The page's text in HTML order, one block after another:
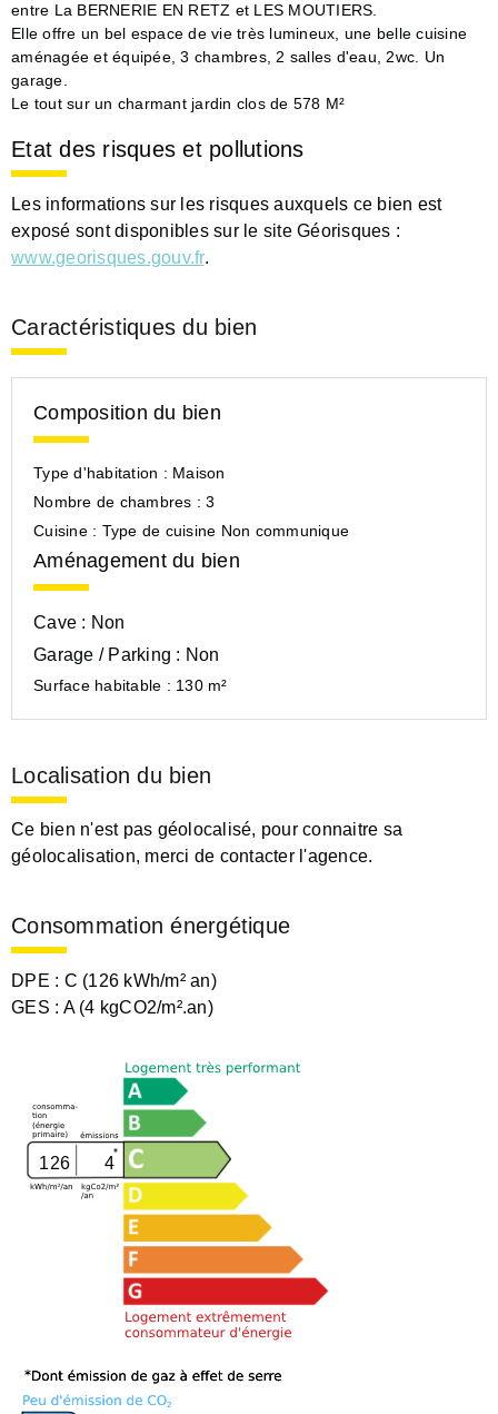
entre La BERNERIE EN RETZ et LES MOUTIERS.
Elle offre un bel espace de vie très lumineux, une belle cuisine
aménagée et équipée, 3 chambres, 2 salles d'eau, 2wc. Un
garage.
Le tout sur un charmant jardin clos de 578 M²
Etat des risques et pollutions
Les informations sur les risques auxquels ce bien est
exposé sont disponibles sur le site Géorisques :
www.georisques.gouv.fr.
Caractéristiques du bien
Composition du bien
Type d'habitation : Maison
Nombre de chambres :3
Cuisine : Type de cuisine Non communique
Aménagement du bien
Cave : Non
Garage / Parking : Non
Surface habitable : 130 m²
Localisation du bien
Ce bien n'est pas géolocalisé, pour connaitre sa
géolocalisation, merci de contacter l'agence.
Consommation énergétique
DPE : C (126 kWh/m² an)
GES : A (4 kgCO2/m².an)
126 4